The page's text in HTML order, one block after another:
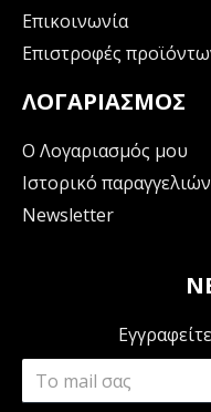
Επικοινωνία
Επιστροφές
ΛΟΓΑΡΙΑΣΜΌΣ
Ο Λογαριασμός μου
Ιστορικό παραγγελιών
Newsletter